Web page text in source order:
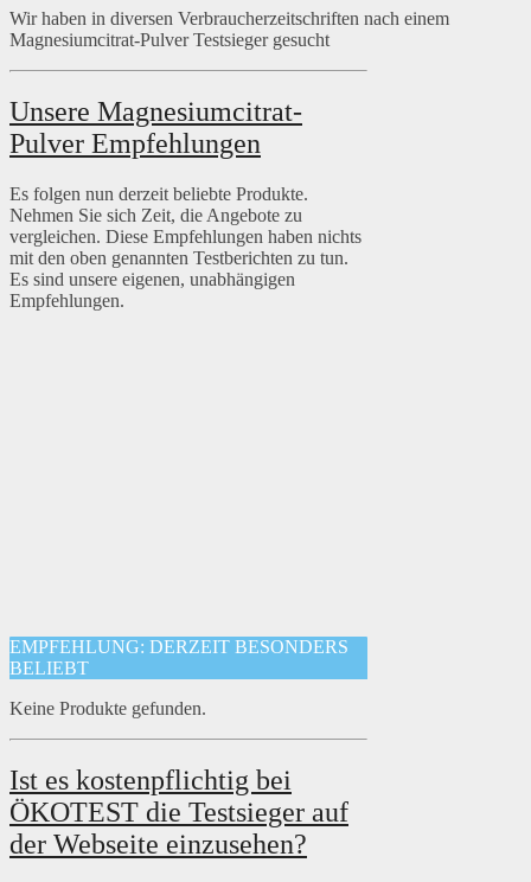
Wir haben in diversen Verbraucherzeitschriften nach einem
Magnesiumcitrat-Pulver Testsieger gesucht
Unsere Magnesiumcitrat-
Pulver Empfehlungen
Es folgen nun derzeit beliebte Produkte.
Nehmen Sie sich Zeit, die Angebote zu
vergleichen. Diese Empfehlungen haben nichts
mit den oben genannten Testberichten zu tun.
Es sind unsere eigenen, unabhängigen
Empfehlungen.
EMPFEHLUNG: DERZEIT BESONDERS
BELIEBT
Keine Produkte gefunden.
Ist es kostenpflichtig bei
ÖKOTEST die Testsieger auf
der Webseite einzusehen?